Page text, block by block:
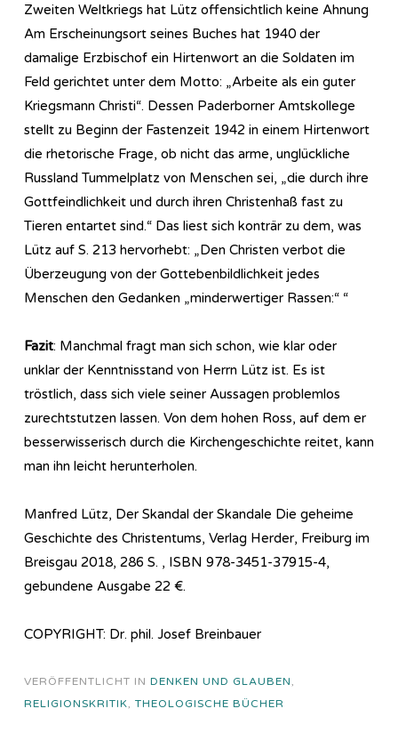
Zweiten Weltkriegs hat Lütz offensichtlich keine Ahnung
Am Erscheinungsort seines Buches hat 1940 der
damalige Erzbischof ein Hirtenwort an die Soldaten im
Feld gerichtet unter dem Motto: „Arbeite als ein guter
Kriegsmann Christi“. Dessen Paderborner Amtskollege
stellt zu Beginn der Fastenzeit 1942 in einem Hirtenwort
die rhetorische Frage, ob nicht das arme, unglückliche
Russland Tummelplatz von Menschen sei, „die durch ihre
Gottfeindlichkeit und durch ihren Christenhaß fast zu
Tieren entartet sind.“ Das liest sich konträr zu dem, was
Lütz auf S. 213 hervorhebt: „Den Christen verbot die
Überzeugung von der Gottebenbildlichkeit jedes
Menschen den Gedanken „minderwertiger Rassen:“ “
Fazit: Manchmal fragt man sich schon, wie klar oder
unklar der Kenntnisstand von Herrn Lütz ist. Es ist
tröstlich, dass sich viele seiner Aussagen problemlos
zurechtstutzen lassen. Von dem hohen Ross, auf dem er
besserwisserisch durch die Kirchengeschichte reitet, kann
man ihn leicht herunterholen.
Manfred Lütz, Der Skandal der Skandale Die geheime
Geschichte des Christentums, Verlag Herder, Freiburg im
Breisgau 2018, 286 S. , ISBN 978-3451-37915-4,
gebundene Ausgabe 22 €.
COPYRIGHT: Dr. phil. Josef Breinbauer
VERÖFFENTLICHT IN DENKEN UND GLAUBEN,
RELIGIONSKRITIK, THEOLOGISCHE BÜCHER